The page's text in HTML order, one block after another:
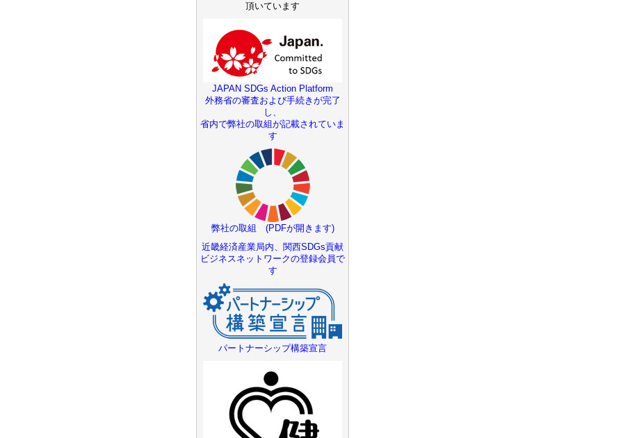
頂いています
JAPAN SDGs Action Platform
外務省の審査および手続きが完了
し、
省内で弊社の取組が記載されていま
す
弊社の取組 (PDFが開きます)
近畿経済産業局内、関西SDGs貢献
ビジネスネットワークの登録会員で
す
パートナーシップ構築宣言